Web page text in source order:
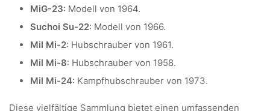
MiG-23: Modell von 1964.
Suchoi Su-22: Modell von 1966.
Mil Mi-2: Hubschrauber von 1961.
Mil Mi-8: Hubschrauber von 1958.
Mil Mi-24: Kampfhubschrauber von 1973.
Diese vielfältige Sammlung bietet einen umfassenden